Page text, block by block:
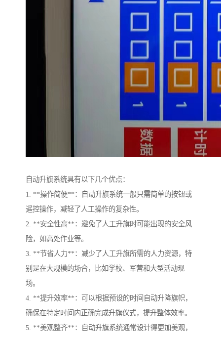
自动升旗系统具有以下几个优点：
1. **操作简便**：自动升旗系统一般只需简单的按钮或
遥控操作，减轻了人工操作的复杂性。
2. **安全性高**：避免了人工升旗时可能出现的安全风
险，如高处作业等。
3. **节省人力**：减少了人工升旗所需的人力资源，特
别是在大规模的场合，比如学校、军营和大型活动现
场。
4. **提升效率**：可以根据预设的时间自动升降旗帜，
确保在特定时间内正确完成升旗仪式，提升整体效率。
5. **美观整齐**：自动升旗系统通常设计得更加美观，